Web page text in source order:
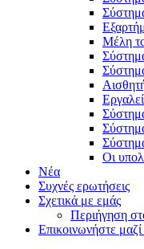
Μέλη
Οι
Νέα
Συχνές ερωτήσεις
Σχετικά με εμάς
Περιήγηση
Επικοινωνήστε